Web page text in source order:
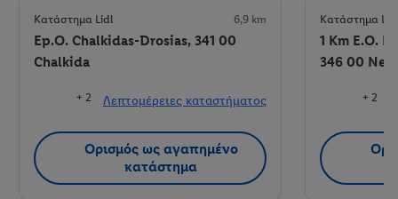
Κατάστημα Lidl 6,9 km
Ep.O. Chalkidas-Drosias, 341 00
Chalkida
+ 2 Λεπτομέρειες καταστήματος
Ορισμός ως αγαπημένο
κατάστημα
Κατάστημα
1 Km E.O.
346 00
+ 2